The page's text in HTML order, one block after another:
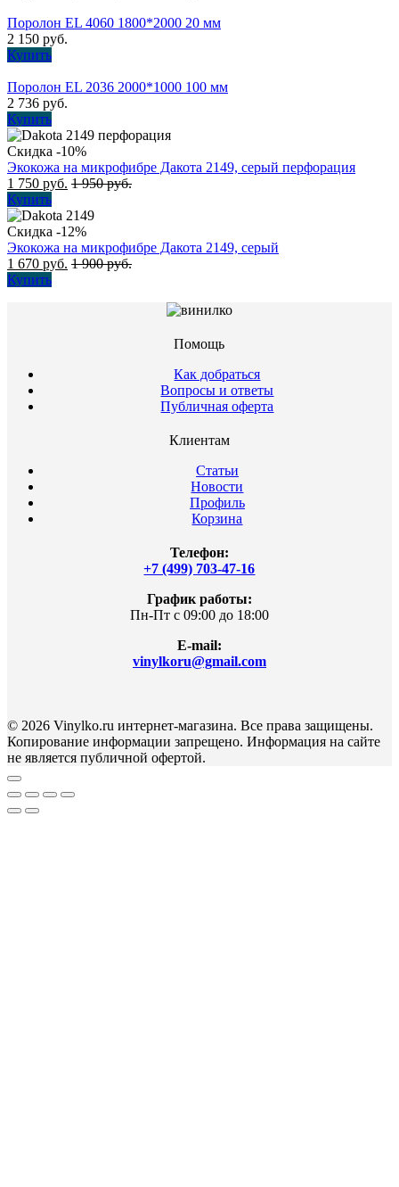
Поролон EL 4060 1800*2000 20 мм
2 150 руб.
Купить
Поролон EL 2036 2000*1000 100 мм
2 736 руб.
Купить
Скидка -10%
Экокожа на микрофибре Дакота 2149, серый перфорация
1 750 руб. 1 950руб.
Купить
Скидка -12%
Экокожа на микрофибре Дакота 2149, серый
1 670 руб. 1 900руб.
Купить
Помощь
Как добраться
Вопросы и ответы
Публичная оферта
Клиентам
Статьи
Новости
Профиль
Корзина
Телефон:
+7 (499) 703-47-16
График работы:
Пн-Пт с 09:00 до 18:00
E-mail:
vinylkoru@gmail.com
© 2026 Vinylko.ru интернет-магазина. Все права защищены.
Копирование информации запрещено. Информация на сайте
не является публичной офертой.